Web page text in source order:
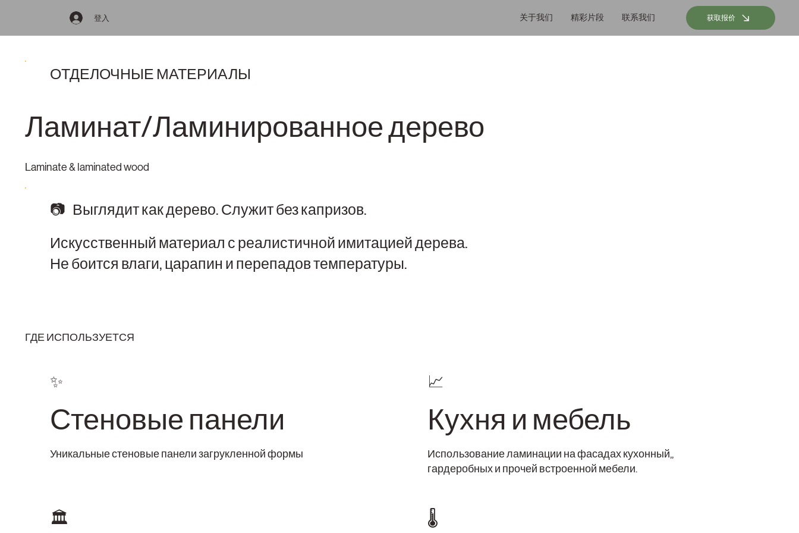
登入 关于我们 精彩片段 联系我们 获取报价
ОТДЕЛОЧНЫЕ МАТЕРИАЛЫ
Ламинат/Ламинированное дерево
Laminate & laminated wood
📷 Выглядит как дерево. Служит без капризов.
Искусственный материал с реалистичной имитацией дерева.
Не боится влаги, царапин и перепадов температуры.
🌡️
🏛️
📈
Кухня и мебель
Использование ламинации на фасадах кухонный,,
гардеробных и прочей встроенной мебели.
✨
Стеновые панели
Уникальные стеновые панели загрукленной формы
ГДЕ ИСПОЛЬЗУЕТСЯ